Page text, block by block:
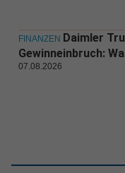
FINANZEN Daimler
Gewinneinbruch:
07.08.2026